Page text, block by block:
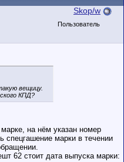
Skop/w
Пользователь
вещицу.
КПД?
на нём указан номер
спецгашение марки в течении
62 стоит дата выпуска марки: